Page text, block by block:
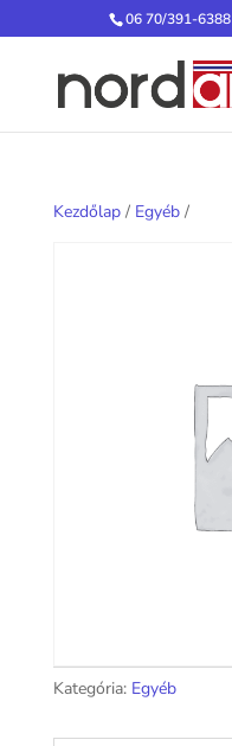
06 70/391-6388
Kezdőlap/ Egyéb/
Kategória: Egyéb